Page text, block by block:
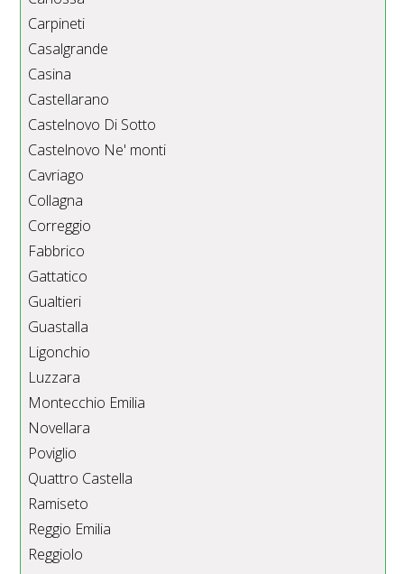
Carpineti
Casalgrande
Casina
Castellarano
Castelnovo Di Sotto
Castelnovo Ne' monti
Cavriago
Collagna
Correggio
Fabbrico
Gattatico
Gualtieri
Guastalla
Ligonchio
Luzzara
Montecchio Emilia
Novellara
Poviglio
Quattro Castella
Ramiseto
Reggio Emilia
Reggiolo